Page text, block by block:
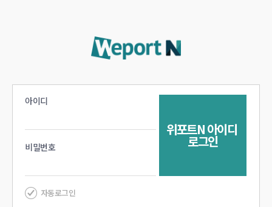
아이디
비밀번호
위포트N아이디
로그인
자동로그인